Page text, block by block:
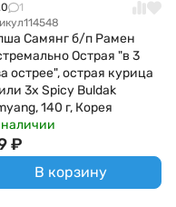
1
114548
Самянг б/п Рамен
Острая "в 3
острее", острая курица
3x Spicy Buldak
140 г, Корея
₽
В корзину